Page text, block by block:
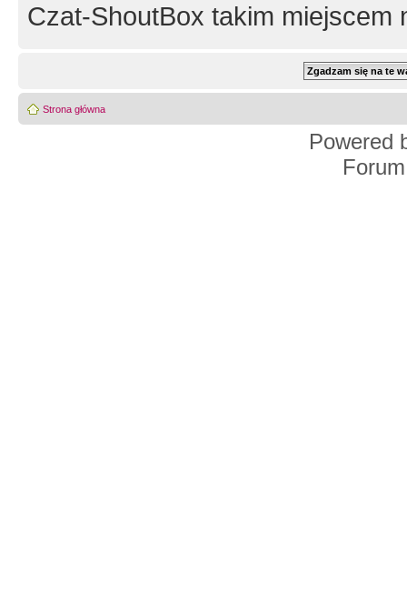
Czat-ShoutBox takim miejscem
Strona główna
Powered